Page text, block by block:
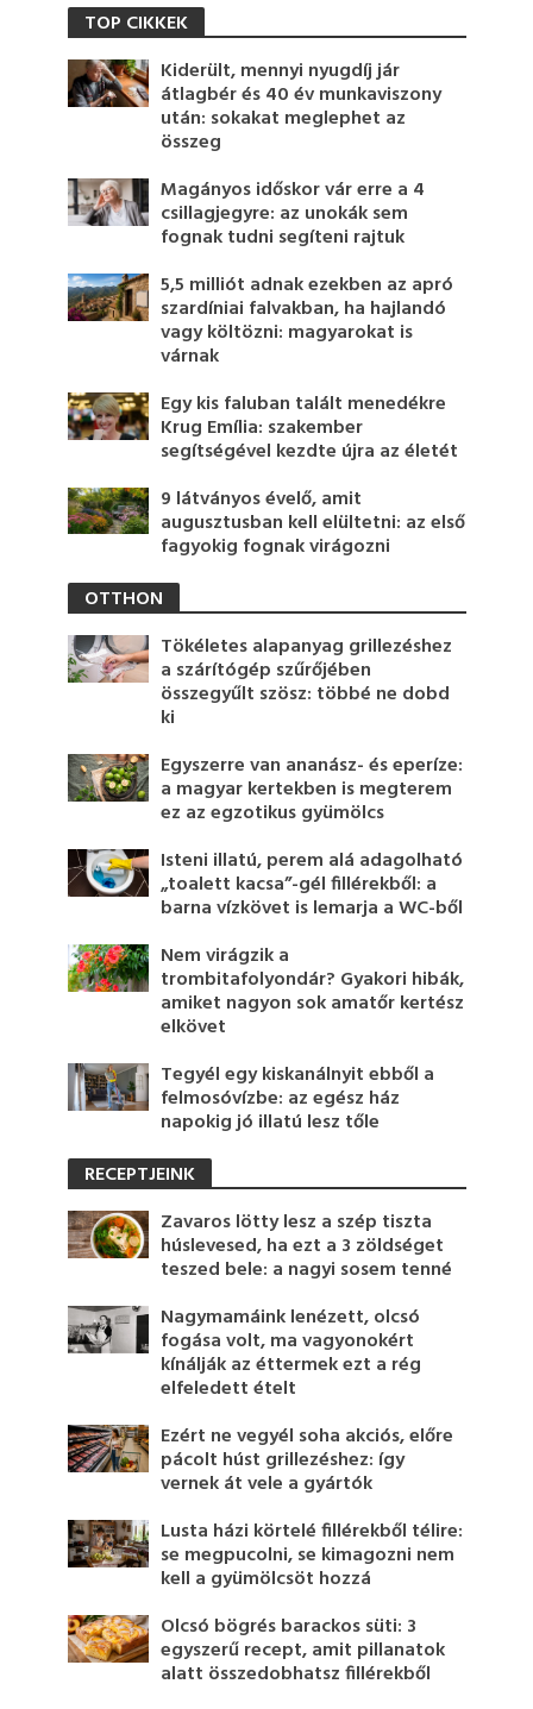
TOP CIKKEK
Kiderült, mennyi nyugdíj jár
átlagbér és 40 év munkaviszony
után: sokakat meglephet az
összeg
Magányos időskor vár erre a 4
csillagjegyre: az unokák sem
fognak tudni segíteni rajtuk
5,5 milliót adnak ezekben az apró
szardíniai falvakban, ha hajlandó
vagy költözni: magyarokat is
várnak
Egy kis faluban talált menedékre
Krug Emília: szakember
segítségével kezdte újra az életét
9 látványos évelő, amit
augusztusban kell elültetni: az első
fagyokig fognak virágozni
OTTHON
Tökéletes alapanyag grillezéshez
a szárítógép szűrőjében
összegyűlt szösz: többé ne dobd
ki
Egyszerre van ananász- és eperíze:
a magyar kertekben is megterem
ez az egzotikus gyümölcs
Isteni illatú, perem alá adagolható
„toalett kacsa”-gél fillérekből: a
barna vízkövet is lemarja a WC-ből
Nem virágzik a
trombitafolyondár? Gyakori hibák,
amiket nagyon sok amatőr kertész
elkövet
Tegyél egy kiskanálnyit ebből a
felmosóvízbe: az egész ház
napokig jó illatú lesz tőle
RECEPTJEINK
Zavaros lötty lesz a szép tiszta
húslevesed, ha ezt a 3 zöldséget
teszed bele: a nagyi sosem tenné
Nagymamáink lenézett, olcsó
fogása volt, ma vagyonokért
kínálják az éttermek ezt a rég
elfeledett ételt
Ezért ne vegyél soha akciós, előre
pácolt húst grillezéshez: így
vernek át vele a gyártók
Lusta házi körtelé fillérekből télire:
se megpucolni, se kimagozni nem
kell a gyümölcsöt hozzá
Olcsó bögrés barackos süti: 3
egyszerű recept, amit pillanatok
alatt összedobhatsz fillérekből